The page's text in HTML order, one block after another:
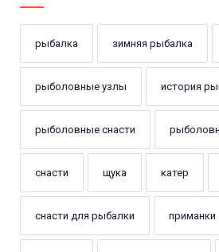
рыбалка зимняя рыбалка
рыболовные узлы история
рыболовные снасти
снасти щука катер
снасти для рыбалки приманки